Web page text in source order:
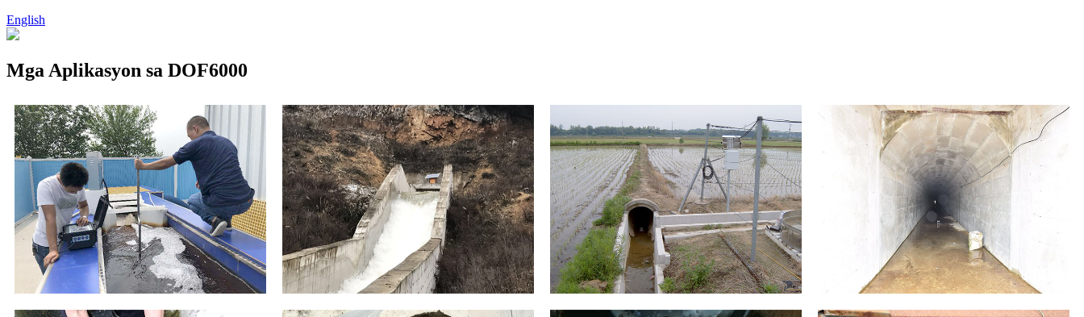
English
Mga Aplikasyon sa DOF6000